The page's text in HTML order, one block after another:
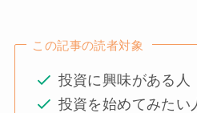
この記事の読者対象
投資に興味がある人
投資を始めてみたい